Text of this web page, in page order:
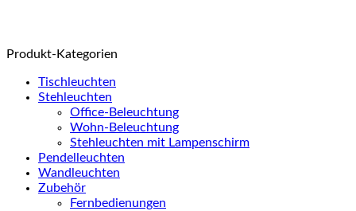
Produkt-Kategorien
Tischleuchten
Stehleuchten
Office-Beleuchtung
Wohn-Beleuchtung
Stehleuchten mit Lampenschirm
Pendelleuchten
Wandleuchten
Zubehör
Fernbedienungen